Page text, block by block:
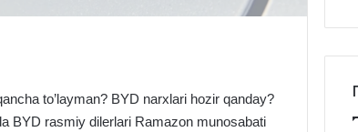
to’layman? BYD narxlari hozir qanday?
BYD rasmiy dilerlari Ramazon munosabati